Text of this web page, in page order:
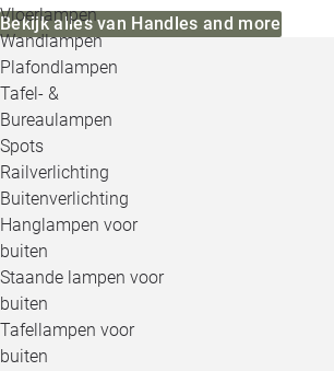
Vloerlampen
Wandlampen
Plafondlampen
Tafel- &
Bureaulampen
Spots
Railverlichting
Buitenverlichting
Hanglampen voor
buiten
Staande lampen voor
buiten
Tafellampen voor
buiten
Bekijk alles van Handles and more